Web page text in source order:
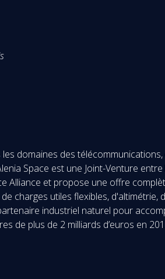
domaines des
Space est une Joint-Venture
Alliance et propose une offre
charges utiles flexibles,
industriel naturel pour
de plus de 2 milliards d’euros en